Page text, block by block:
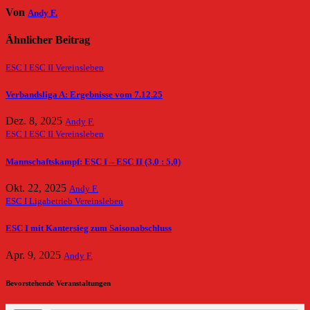
Von Andy F.
Ähnlicher Beitrag
ESC I ESC II Vereinsleben
Verbandsliga A: Ergebnisse vom 7.12.25
Dez. 8, 2025 Andy F.
ESC I ESC II Vereinsleben
Mannschaftskampf: ESC I – ESC II (3,0 : 5,0)
Okt. 22, 2025 Andy F.
ESC I Ligabetrieb Vereinsleben
ESC I mit Kantersieg zum Saisonabschluss
Apr. 9, 2025 Andy F.
Bevorstehende Veranstaltungen